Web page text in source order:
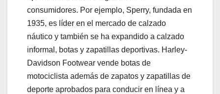
consumidores. Por ejemplo, Sperry, fundada en
1935, es líder en el mercado de calzado
náutico y también se ha expandido a calzado
informal, botas y zapatillas deportivas. Harley-
Davidson Footwear vende botas de
motociclista además de zapatos y zapatillas de
deporte aprobados para conducir en línea y a